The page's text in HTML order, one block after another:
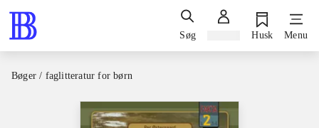
Søg Husk Menu
Bøger / faglitteratur for børn